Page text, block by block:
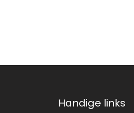
Handige links